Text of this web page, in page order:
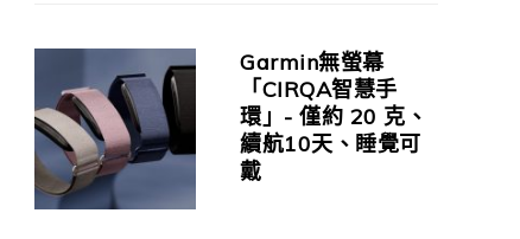
Garmin無螢幕
「CIRQA智慧手
環」- 僅約 20 克、
續航10天、睡覺可
戴